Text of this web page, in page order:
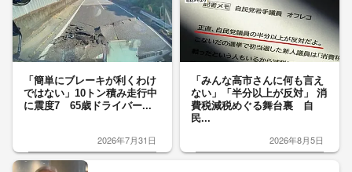
「簡単にブレーキが利くわけ
ではない」10トン積み走行中
に震度7 65歳ドライバー...
2026年7月31日
「みんな高市さんに何も言え
ない」「半分以上が反対」 消
費税減税めぐる舞台裏 自
民...
2026年8月5日